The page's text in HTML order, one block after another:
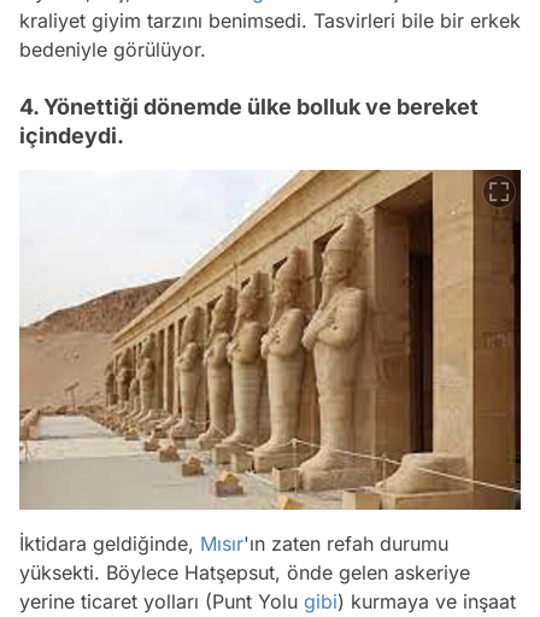
kraliyet giyim tarzını benimsedi. Tasvirleri bile bir erkek
bedeniyle görülüyor.
4. Yönettiği dönemde ülke bolluk ve bereket
içindeydi.
İktidara geldiğinde, Mısır'ın zaten refah durumu
yüksekti. Böylece Hatşepsut, önde gelen askeriye
yerine ticaret yolları (Punt Yolu gibi) kurmaya ve inşaat